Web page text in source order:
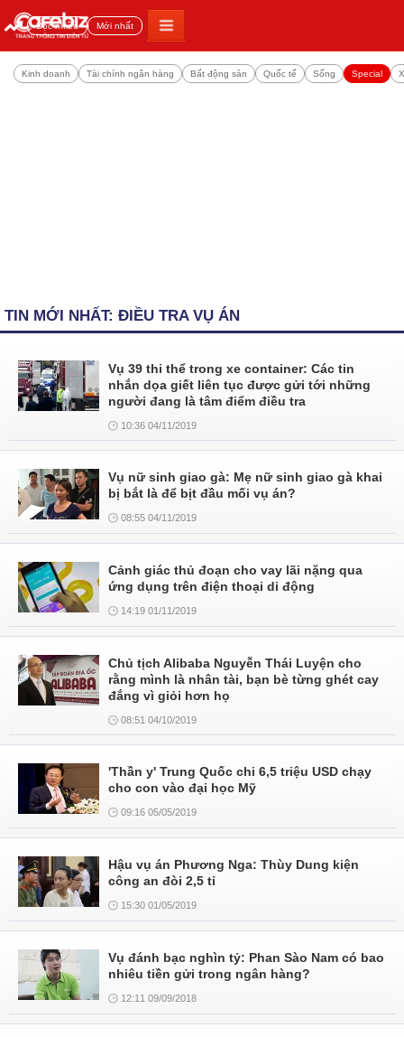
Đọc nhiều Mới nhất
Kinh doanh Tài chính ngân hàng Bất động sản Quốc tế Sống Special
TIN MỚI NHẤT: ĐIỀU TRA VỤ ÁN
Vụ 39 thi thể trong xe container: Các tin
nhắn dọa giết liên tục được gửi tới những
người đang là tâm điểm điều tra
10:36 04/11/2019
Vụ nữ sinh giao gà: Mẹ nữ sinh giao gà khai
bị bắt là để bịt đầu mối vụ án?
08:55 04/11/2019
Cảnh giác thủ đoạn cho vay lãi nặng qua
ứng dụng trên điện thoại di động
14:19 01/11/2019
Chủ tịch Alibaba Nguyễn Thái Luyện cho
rằng mình là nhân tài, bạn bè từng ghét cay
đắng vì giỏi hơn họ
08:51 04/10/2019
'Thần y' Trung Quốc chi 6,5 triệu USD chạy
cho con vào đại học Mỹ
09:16 05/05/2019
Hậu vụ án Phương Nga: Thùy Dung kiện
công an đòi 2,5 tỉ
15:30 01/05/2019
Vụ đánh bạc nghìn tỷ: Phan Sào Nam có bao
nhiêu tiền gửi trong ngân hàng?
12:11 09/09/2018